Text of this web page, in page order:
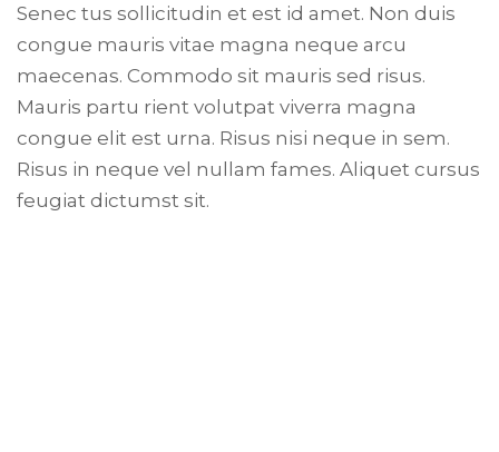
Senec tus sollicitudin et est id amet. Non duis
congue mauris vitae magna neque arcu
maecenas. Commodo sit mauris sed risus.
Mauris partu rient volutpat viverra magna
congue elit est urna. Risus nisi neque in sem.
Risus in neque vel nullam fames. Aliquet cursus
feugiat dictumst sit.